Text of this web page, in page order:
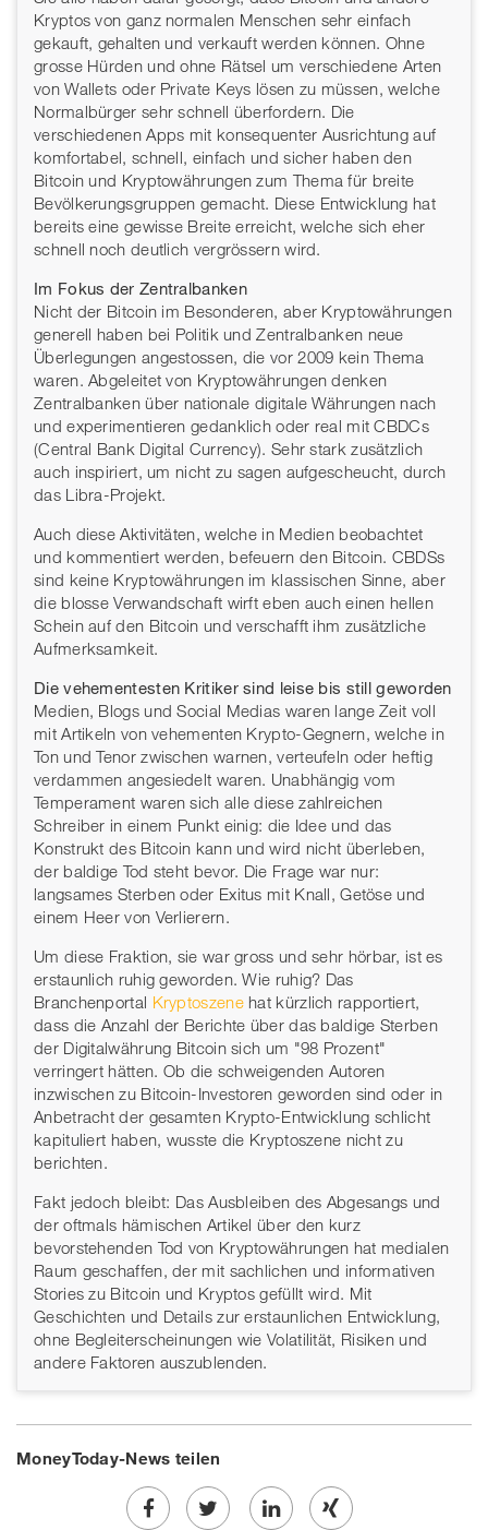
Kryptos von ganz normalen Menschen sehr einfach
gekauft, gehalten und verkauft werden können. Ohne
grosse Hürden und ohne Rätsel um verschiedene Arten
von Wallets oder Private Keys lösen zu müssen, welche
Normalbürger sehr schnell überfordern. Die
verschiedenen Apps mit konsequenter Ausrichtung auf
komfortabel, schnell, einfach und sicher haben den
Bitcoin und Kryptowährungen zum Thema für breite
Bevölkerungsgruppen gemacht. Diese Entwicklung hat
bereits eine gewisse Breite erreicht, welche sich eher
schnell noch deutlich vergrössern wird.
Im Fokus der Zentralbanken
Nicht der Bitcoin im Besonderen, aber Kryptowährungen
generell haben bei Politik und Zentralbanken neue
Überlegungen angestossen, die vor 2009 kein Thema
waren. Abgeleitet von Kryptowährungen denken
Zentralbanken über nationale digitale Währungen nach
und experimentieren gedanklich oder real mit CBDCs
(Central Bank Digital Currency). Sehr stark zusätzlich
auch inspiriert, um nicht zu sagen aufgescheucht, durch
das Libra-Projekt.
Auch diese Aktivitäten, welche in Medien beobachtet
und kommentiert werden, befeuern den Bitcoin. CBDSs
sind keine Kryptowährungen im klassischen Sinne, aber
die blosse Verwandschaft wirft eben auch einen hellen
Schein auf den Bitcoin und verschafft ihm zusätzliche
Aufmerksamkeit.
Die vehementesten Kritiker sind leise bis still geworden
Medien, Blogs und Social Medias waren lange Zeit voll
mit Artikeln von vehementen Krypto-Gegnern, welche in
Ton und Tenor zwischen warnen, verteufeln oder heftig
verdammen angesiedelt waren. Unabhängig vom
Temperament waren sich alle diese zahlreichen
Schreiber in einem Punkt einig: die Idee und das
Konstrukt des Bitcoin kann und wird nicht überleben,
der baldige Tod steht bevor. Die Frage war nur:
langsames Sterben oder Exitus mit Knall, Getöse und
einem Heer von Verlierern.
Um diese Fraktion, sie war gross und sehr hörbar, ist es
erstaunlich ruhig geworden. Wie ruhig? Das
Branchenportal Kryptoszenehat kürzlich rapportiert,
dass die Anzahl der Berichte über das baldige Sterben
der Digitalwährung Bitcoin sich um "98 Prozent"
verringert hätten. Ob die schweigenden Autoren
inzwischen zu Bitcoin-Investoren geworden sind oder in
Anbetracht der gesamten Krypto-Entwicklung schlicht
kapituliert haben, wusste die Kryptoszene nicht zu
berichten.
Fakt jedoch bleibt: Das Ausbleiben des Abgesangs und
der oftmals hämischen Artikel über den kurz
bevorstehenden Tod von Kryptowährungen hat medialen
Raum geschaffen, der mit sachlichen und informativen
Stories zu Bitcoin und Kryptos gefüllt wird. Mit
Geschichten und Details zur erstaunlichen Entwicklung,
ohne Begleiterscheinungen wie Volatilität, Risiken und
andere Faktoren auszublenden.
MoneyToday-News teilen